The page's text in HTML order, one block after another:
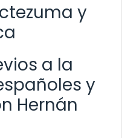
y
a la
y
Hernán